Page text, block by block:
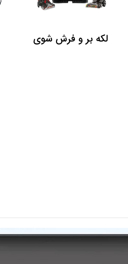
لکه بر و فرش شوی